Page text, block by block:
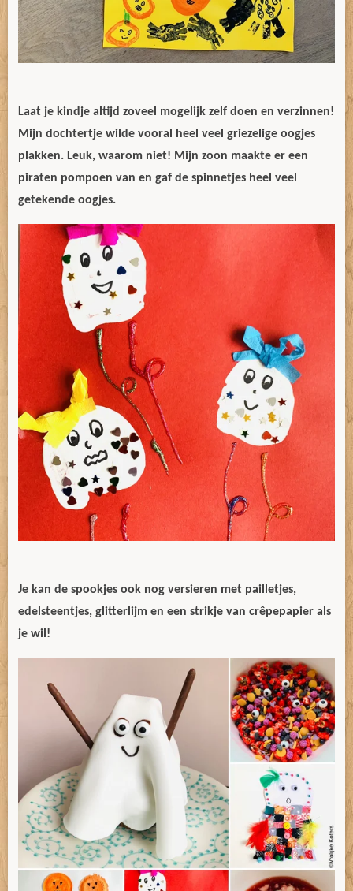
Laat je kindje altijd zoveel mogelijk zelf doen en verzinnen!
Mijn dochtertje wilde vooral heel veel griezelige oogjes
plakken. Leuk, waarom niet! Mijn zoon maakte er een
piraten pompoen van en gaf de spinnetjes heel veel
getekende oogjes.
Je kan de spookjes ook nog versieren met pailletjes,
edelsteentjes, glitterlijm en een strikje van crêpepapier als
je wil!